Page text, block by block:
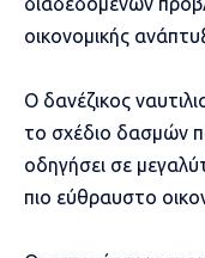
οικονομικής
Ο δανέζικος
το σχέδιο δασμών
οδηγήσει σε
πιο εύθραυστο